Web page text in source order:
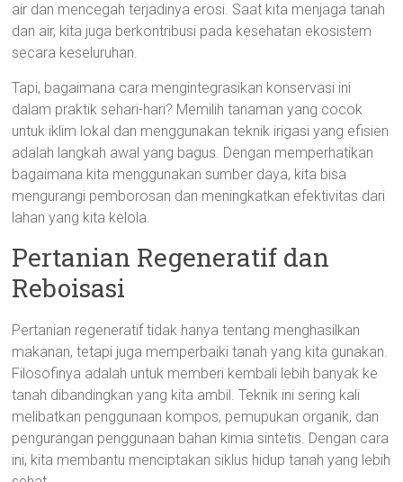
air dan mencegah terjadinya erosi. Saat kita menjaga tanah
dan air, kita juga berkontribusi pada kesehatan ekosistem
secara keseluruhan.
Tapi, bagaimana cara mengintegrasikan konservasi ini
dalam praktik sehari-hari? Memilih tanaman yang cocok
untuk iklim lokal dan menggunakan teknik irigasi yang efisien
adalah langkah awal yang bagus. Dengan memperhatikan
bagaimana kita menggunakan sumber daya, kita bisa
mengurangi pemborosan dan meningkatkan efektivitas dari
lahan yang kita kelola.
Pertanian Regeneratif dan
Reboisasi
Pertanian regeneratif tidak hanya tentang menghasilkan
makanan, tetapi juga memperbaiki tanah yang kita gunakan.
Filosofinya adalah untuk memberi kembali lebih banyak ke
tanah dibandingkan yang kita ambil. Teknik ini sering kali
melibatkan penggunaan kompos, pemupukan organik, dan
pengurangan penggunaan bahan kimia sintetis. Dengan cara
ini, kita membantu menciptakan siklus hidup tanah yang lebih